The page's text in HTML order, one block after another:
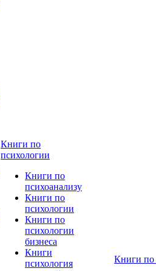
Книги по
психологии
Книги по
психоанализу
Книги по
психологии
Книги по
психологии
бизнеса
Книги
психология
Книги по